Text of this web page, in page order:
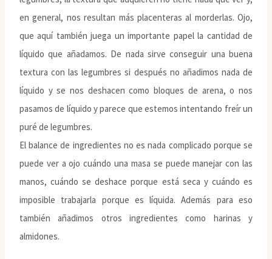
en general, nos resultan más placenteras al morderlas. Ojo,
que aquí también juega un importante papel la cantidad de
líquido que añadamos. De nada sirve conseguir una buena
textura con las legumbres si después no añadimos nada de
líquido y se nos deshacen como bloques de arena, o nos
pasamos de líquido y parece que estemos intentando freír un
puré de legumbres.
El balance de ingredientes no es nada complicado porque se
puede ver a ojo cuándo una masa se puede manejar con las
manos, cuándo se deshace porque está seca y cuándo es
imposible trabajarla porque es líquida. Además para eso
también añadimos otros ingredientes como harinas y
almidones.